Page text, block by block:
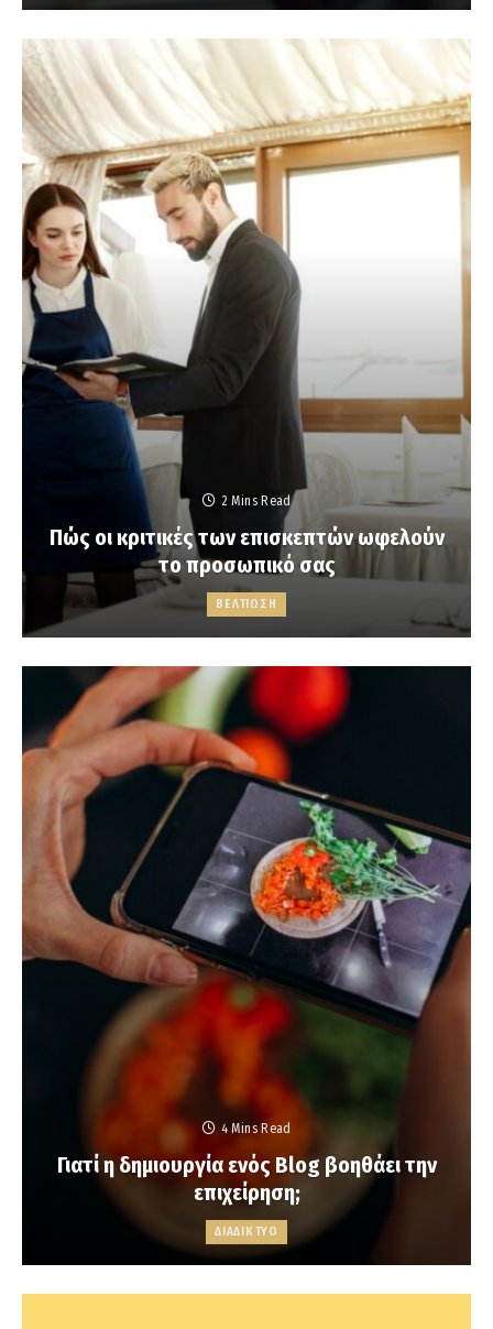
2 Mins Read
Πώς οι κριτικές των επισκεπτών ωφελούν
το προσωπικό σας
ΒΕΛΤΙΩΣΗ
4 Mins Read
Γιατί η δημιουργία ενός Blog βοηθάει την
επιχείρηση;
ΔΙΑΔΙΚΤΥΟ